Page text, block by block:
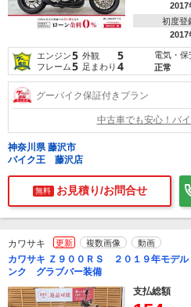
2017
初度登
2017
エンジン5 外観 5
フレーム5 足まわり 4
電気・
正常
グーバイク保証付きプラン
中古車でも安心！バ
神奈川県 藤沢市
バイク王 藤沢店
無料 お見積り/お問合せ
カワサキ 更新 複数画像 動画
カワサキ Ｚ９００ＲＳ ２０１９年モデ
ンク グラブバー装備
支払総額